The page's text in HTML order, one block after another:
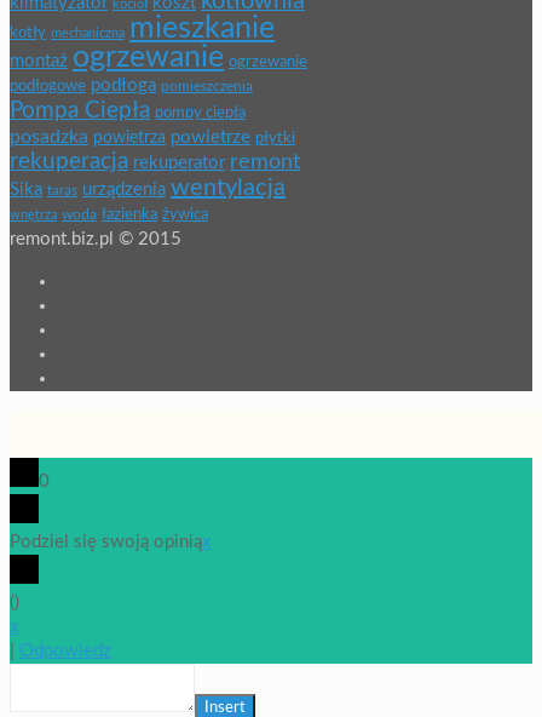
kocioł
kotły mechaniczna mieszkanie
montaż ogrzewanie ogrzewanie
podłogowe podłoga pomieszczenia
Pompa Ciepła pompy ciepła
posadzka powietrza powietrze płytki
rekuperacja rekuperator remont
Sika taras urządzenia wentylacja
wnętrza woda łazienka żywica
remont.biz.pl © 2015
0
Podziel się swoją opiniąx
()
x
Odpowiedz
Insert